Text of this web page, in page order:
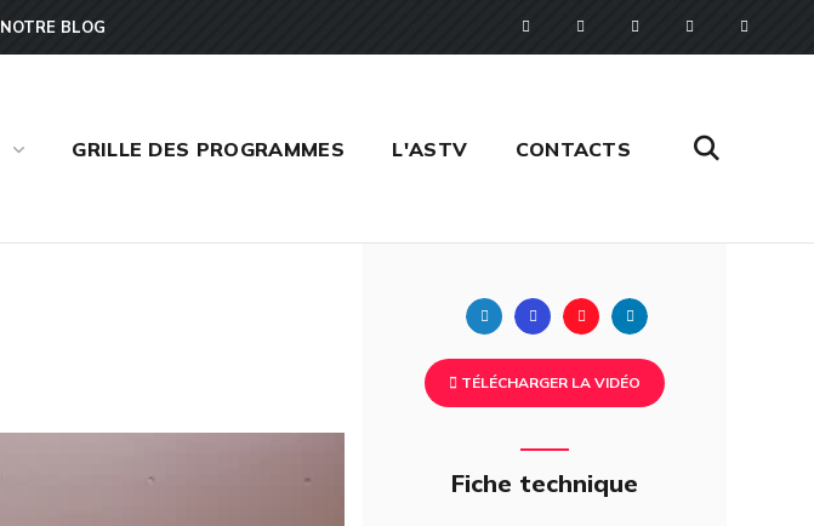
NOTRE BLOG
GRILLE DES PROGRAMMES L'ASTV CONTACTS
Twitter FacebookPinterest
TÉLÉCHARGER LA VIDÉO
Fiche technique